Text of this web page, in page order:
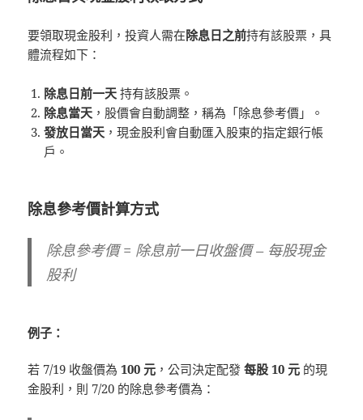
要領取現金股利，投資人需在除息日之前持有該股票，具
體流程如下：
除息日前一天 持有該股票。
除息當天 ，股價會自動調整，稱為「除息參考價」。
發放日當天 ，現金股利會自動匯入股東的指定銀行帳
戶。
除息參考價計算方式
除息參考價 = 除息前一日收盤價 – 每股現金
股利
例子：
若 7/19 收盤價為100 元 ，公司決定配發每股 10 元 的現
金股利，則 7/20 的除息參考價為：